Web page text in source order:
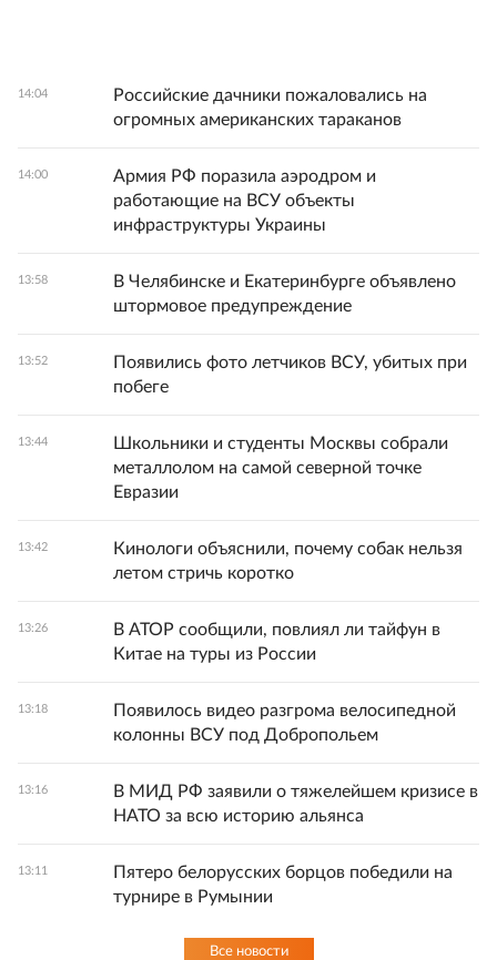
14:04
Российские дачники пожаловались на
огромных американских тараканов
14:00
Армия РФ поразила аэродром и
работающие на ВСУ объекты
инфраструктуры Украины
13:58
В Челябинске и Екатеринбурге объявлено
штормовое предупреждение
13:52
Появились фото летчиков ВСУ, убитых при
побеге
13:44
Школьники и студенты Москвы собрали
металлолом на самой северной точке
Евразии
13:42
Кинологи объяснили, почему собак нельзя
летом стричь коротко
13:26
В АТОР сообщили, повлиял ли тайфун в
Китае на туры из России
13:18
Появилось видео разгрома велосипедной
колонны ВСУ под Добропольем
13:16
В МИД РФ заявили о тяжелейшем кризисе в
НАТО за всю историю альянса
13:11
Пятеро белорусских борцов победили на
турнире в Румынии
Все новости